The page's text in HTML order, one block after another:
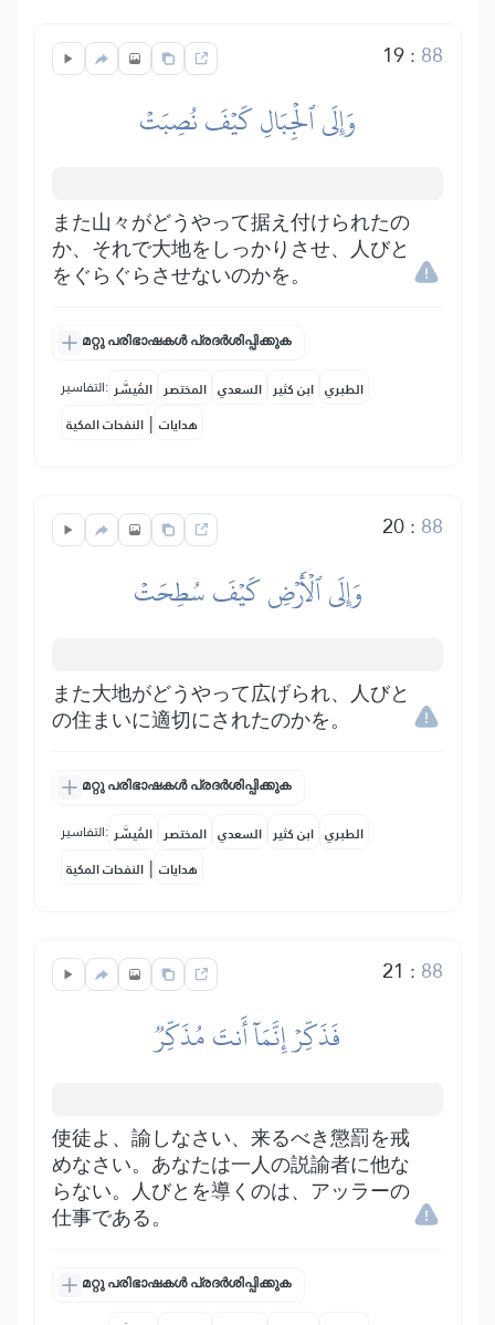
19: 88
وَإِلَى ٱلۡجِبَالِ كَيۡفَ نُصِبَتۡ
また山々がどうやって据え付けられたの
か、それで大地をしっかりさせ、人びと
をぐらぐらさせないのかを。
മറ്റു പരിഭാഷകൾ പ്രദർശിപ്പിക്കുക
التفاسير: المُيسَّر المختصر السعدي ابن كثير الطبري
النفحات المكية | هدايات
20: 88
وَإِلَى ٱلۡأَرۡضِ كَيۡفَ سُطِحَتۡ
また大地がどうやって広げられ、人びと
の住まいに適切にされたのかを。
മറ്റു പരിഭാഷകൾ പ്രദർശിപ്പിക്കുക
التفاسير: المُيسَّر المختصر السعدي ابن كثير الطبري
النفحات المكية | هدايات
21 : 88
فَذَكِّرۡ إِنَّمَآ أَنتَ مُذَكِّرٞ
使徒よ、諭しなさい、来るべき懲罰を戒
めなさい。あなたは一人の説諭者に他な
らない。人びとを導くのは、アッラーの
仕事である。
മറ്റു പരിഭാഷകൾ പ്രദർശിപ്പിക്കുക